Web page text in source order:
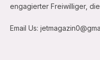
engagierter Freiwilliger,
Email Us: